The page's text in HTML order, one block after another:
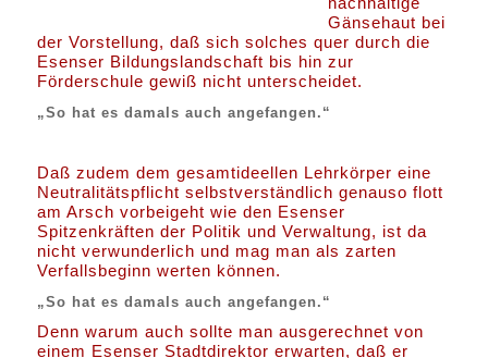
Gänsehaut bei
der Vorstellung, daß sich solches quer durch die
Esenser Bildungslandschaft bis hin zur
Förderschule gewiß nicht unterscheidet.
„So hat es damals auch angefangen.“
Daß zudem dem gesamtideellen Lehrkörper eine
Neutralitätspflicht selbstverständlich genauso flott
am Arsch vorbeigeht wie den Esenser
Spitzenkräften der Politik und Verwaltung, ist da
nicht verwunderlich und mag man als zarten
Verfallsbeginn werten können.
„So hat es damals auch angefangen.“
Denn warum auch sollte man ausgerechnet von
einem Esenser Stadtdirektor erwarten, daß er